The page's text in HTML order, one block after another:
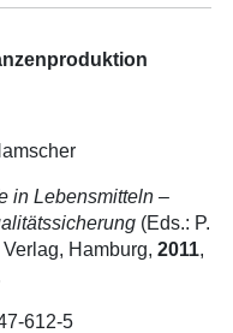
in Lebensmitteln –
(Eds.: P.
Verlag, Hamburg,2011,
612-5